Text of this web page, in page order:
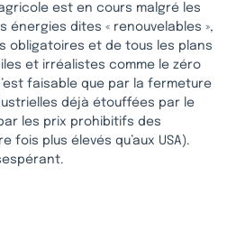
est en cours malgré les
énergies dites « renouvelables »,
obligatoires et de tous les plans
et irréalistes comme le zéro
faisable que par la fermeture
déjà étouffées par le
les prix prohibitifs des
fois plus élevés qu’aux USA).